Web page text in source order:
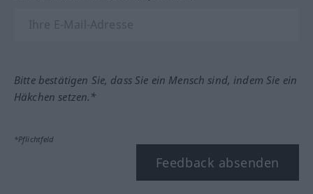
Bitte bestätigen Sie, dass Sie ein Mensch sind, indem Sie ein
Häkchen setzen.*
*Pflichtfeld
Feedback absenden